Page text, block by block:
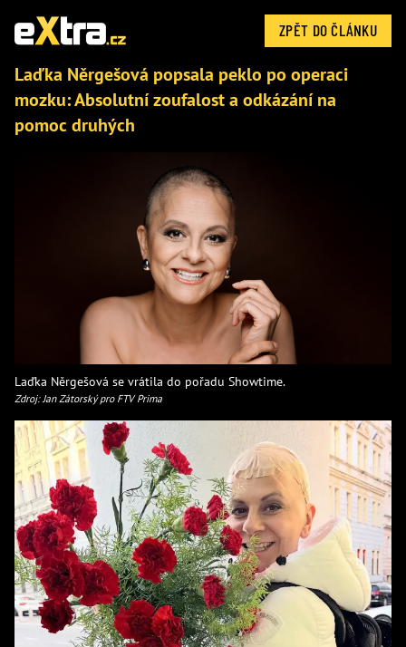
ZPĚT DO ČLÁNKU
Laďka Něrgešová popsala peklo po operaci
mozku: Absolutní zoufalost a odkázání na
pomoc druhých
Laďka Něrgešová se vrátila do pořadu Showtime.
Zdroj: Jan Zátorský pro FTV Prima